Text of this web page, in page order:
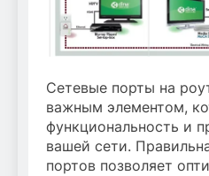
Сетевые порты на
важным элементом,
функциональность и
вашей сети.
портов позволяет